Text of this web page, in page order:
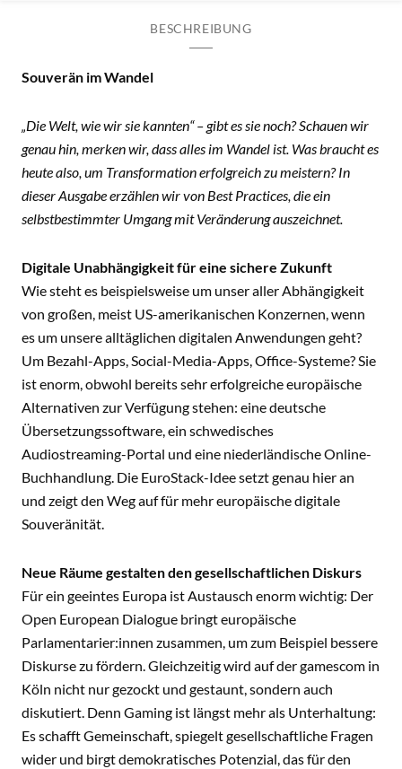
BESCHREIBUNG
Souverän im Wandel
„Die Welt, wie wir sie kannten“ – gibt es sie noch? Schauen wir
genau hin, merken wir, dass alles im Wandel ist. Was braucht es
heute also, um Transformation erfolgreich zu meistern? In
dieser Ausgabe erzählen wir von Best Practices, die ein
selbstbestimmter Umgang mit Veränderung auszeichnet.
Digitale Unabhängigkeit für eine sichere Zukunft
Wie steht es beispielsweise um unser aller Abhängigkeit
von großen, meist US-amerikanischen Konzernen, wenn
es um unsere alltäglichen digitalen Anwendungen geht?
Um Bezahl-Apps, Social-Media-Apps, Office-Systeme? Sie
ist enorm, obwohl bereits sehr erfolgreiche europäische
Alternativen zur Verfügung stehen: eine deutsche
Übersetzungssoftware, ein schwedisches
Audiostreaming-Portal und eine niederländische Online-
Buchhandlung. Die EuroStack-Idee setzt genau hier an
und zeigt den Weg auf für mehr europäische digitale
Souveränität.
Neue Räume gestalten den gesellschaftlichen Diskurs
Für ein geeintes Europa ist Austausch enorm wichtig: Der
Open European Dialogue bringt europäische
Parlamentarier:innen zusammen, um zum Beispiel bessere
Diskurse zu fördern. Gleichzeitig wird auf der gamescom in
Köln nicht nur gezockt und gestaunt, sondern auch
diskutiert. Denn Gaming ist längst mehr als Unterhaltung:
Es schafft Gemeinschaft, spiegelt gesellschaftliche Fragen
wider und birgt demokratisches Potenzial, das für den